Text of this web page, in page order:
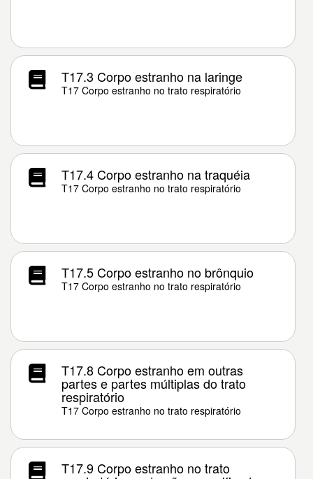
T17.3 Corpo estranho na laringe
T17 Corpo estranho no trato respiratório
T17.4 Corpo estranho na traquéia
T17 Corpo estranho no trato respiratório
T17.5 Corpo estranho no brônquio
T17 Corpo estranho no trato respiratório
T17.8 Corpo estranho em outras
partes e partes múltiplas do trato
respiratório
T17 Corpo estranho no trato respiratório
T17.9 Corpo estranho no trato